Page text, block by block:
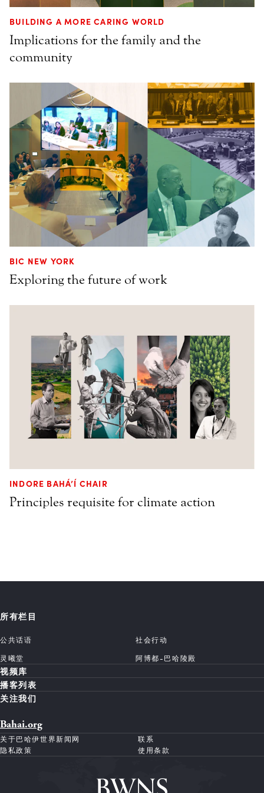
BUILDING A MORE CARING WORLD
Implications for the family and the
community
BIC NEW YORK
Exploring the future of work
INDORE BAHÁ’Í CHAIR
Principles requisite for climate action
所有栏目
公共话语
社会行动
灵曦堂
阿博都-巴哈陵殿
视频库
播客列表
关注我们
Bahai.org
关于巴哈伊世界新闻网
联系
隐私政策
使用条款